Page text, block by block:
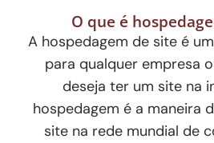
O que é
A hospedagem de site é
para qualquer empresa
deseja ter um site na
hospedagem é a maneira
site na rede mundial de